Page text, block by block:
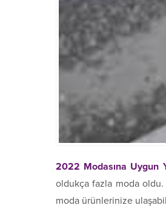
2022 Modasına Uygun
oldukça fazla moda
moda ürünlerinize